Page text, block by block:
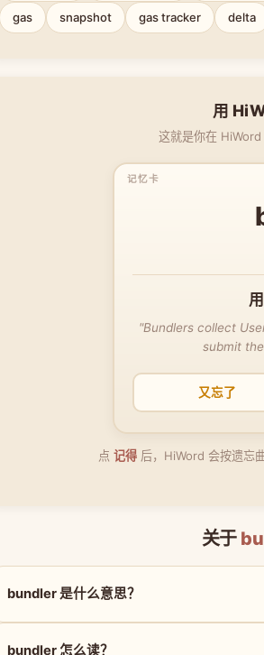
gas snapshot gas tracker delta
用
这就是你在
"Bundlers collect
submit
又忘了
点 记得 后，HiWord 会按遗忘
关于
bundler 是什么意思？
bundler 怎么读？